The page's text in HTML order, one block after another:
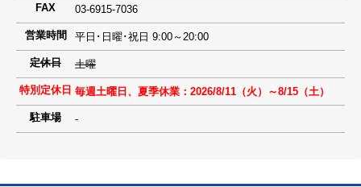
FAX 03-6915-7036
営業時間 平日･日曜･祝日 9:00～20:00
定休日 土曜
特別定休日 毎週土曜日、夏季休業：2026/8/11（火）～8/15（土）
駐車場 -